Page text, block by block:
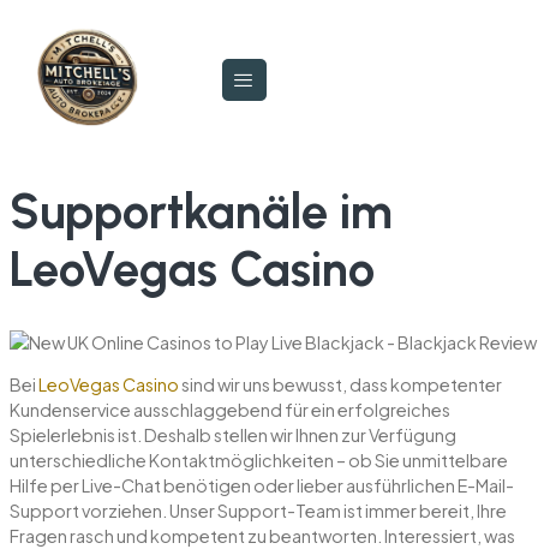
Supportkanäle im
LeoVegas Casino
BeiLeoVegas Casinosind wir uns bewusst, dass kompetenter
Kundenservice ausschlaggebend für ein erfolgreiches
Spielerlebnis ist. Deshalb stellen wir Ihnen zur Verfügung
unterschiedliche Kontaktmöglichkeiten – ob Sie unmittelbare
Hilfe per Live-Chat benötigen oder lieber ausführlichen E-Mail-
Support vorziehen. Unser Support-Team ist immer bereit, Ihre
Fragen rasch und kompetent zu beantworten. Interessiert, was